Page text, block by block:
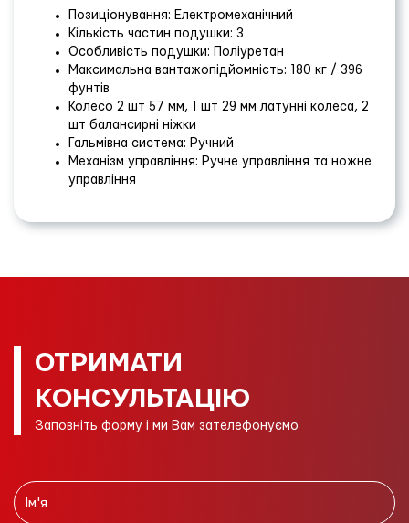
Позиціонування: Електромеханічний
Кількість частин подушки: 3
Особливість подушки: Поліуретан
Максимальна вантажопідйомність: 180 кг / 396
фунтів
Колесо 2 шт 57 мм, 1 шт 29 мм латунні колеса, 2
шт балансирні ніжки
Гальмівна система: Ручний
Механізм управління: Ручне управління та ножне
управління
ОТРИМАТИ
КОНСУЛЬТАЦІЮ
Заповніть форму і ми Вам зателефонуємо